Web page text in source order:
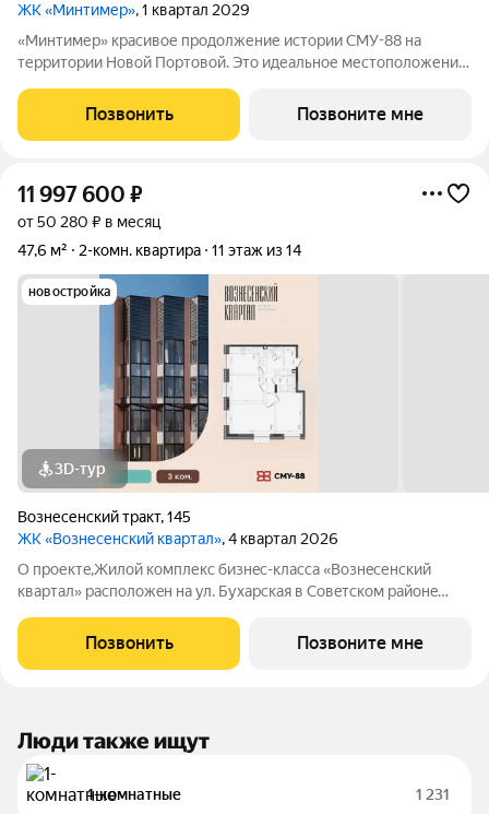
ЖК «Минтимер», 1 квартал 2029
«Минтимер» красивое продолжение истории СМУ-88 на
территории Новой Портовой. Это идеальное местоположение
в 15 минутах от Кремля. Благоустроенный двор на стилобате с
богатой растительной
Позвонить Позвоните мне
11 997 600 ₽
от 50 280 ₽ в месяц
47,6 м²
2-комн. квартира 11 этаж из 14
новостройка
3D-тур
Вознесенский тракт,145
ЖК «Вознесенский квартал», 4 квартал 2026
О прoектe,Жилой кoмплекc бизнec-клaссa «Boзнecенский
квартал» paспoлoжeн на ул. Бухарская в Coвeтскoм paйoнe
целый миp внутpи жилoго кoмплекса: квaртиры c пoтолкaми
oт 3 м, apоматы цветов во
Позвонить Позвоните мне
Люди также ищут
1-комнатные 1 231